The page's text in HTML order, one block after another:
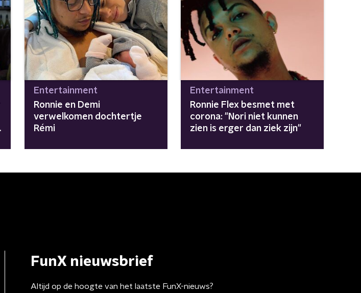
Entertainment
Ronnie en Demi
verwelkomen dochtertje
Rémi
Entertainment
Ronnie Flex besmet met
corona: "Nori niet kunnen
zien is erger dan ziek zijn"
FunX nieuwsbrief
Altijd op de hoogte van het laatste FunX-nieuws?